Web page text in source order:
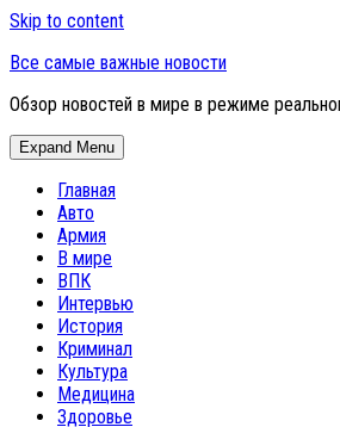
Skip to content
Все самые важные новости
Обзор новостей в мире в режиме
Expand Menu
Главная
Авто
Армия
В мире
ВПК
Интервью
История
Криминал
Культура
Медицина
Здоровье